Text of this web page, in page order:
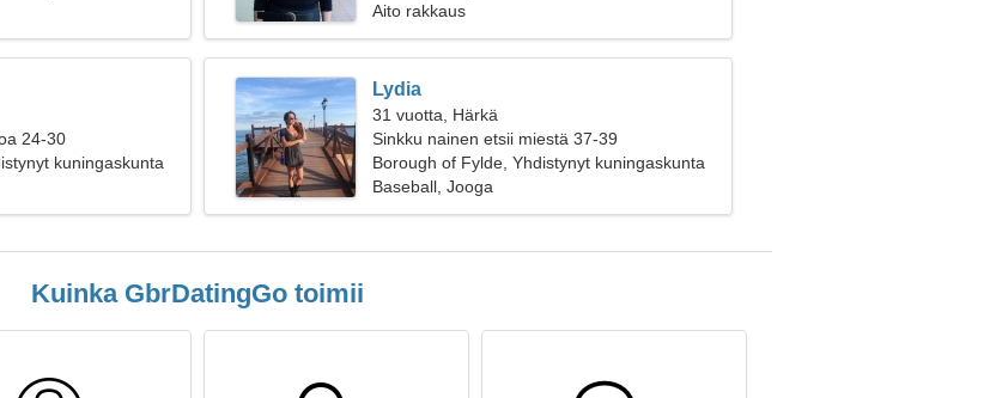
Aito rakkaus
24-30
kuningaskunta
Lydia
31 vuotta, Härkä
Sinkku nainen etsii miestä 37-39
Borough of Fylde, Yhdistynyt kuningaskunta
Baseball, Jooga
Kuinka GbrDatingGo toimii